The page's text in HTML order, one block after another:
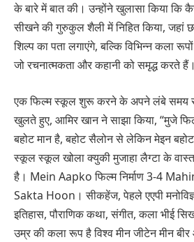
के बारे में बात की। उन्होंने खुलासा किया कि
सीखने की गुरुकुल शैली में निहित किया, जहां
शिल्प का पता लगाएंगे, बल्कि विभिन्न कला
जो रचनात्मकता और कहानी को समृद्ध करते हैं।
एक फिल्म स्कूल शुरू करने के अपने लंबे समय से
खुलते हुए, आमिर खान ने साझा किया, “मुजे
बहोट मान है, बहोट सैलोन से लेकिन मेइन
स्कूल स्कूल खोला क्युकी मुजाहा लैग्टा के
है। Mein Aapko फिल्म निर्माण 3-4
Sakta Hoon। सीकहेंज, पेहले एएपी
इतिहास, पौराणिक कथा, संगीत, कला भीई
उम्र की कला रूप है विश्व मीन जीटेन मीन